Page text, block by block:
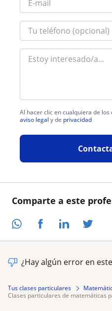
Comparte a este
Al hacer clic en cualquiera de
aviso legal y de privacidad
¿Hay algún error en
Tus clases particulares
clases particulares de matemáticas